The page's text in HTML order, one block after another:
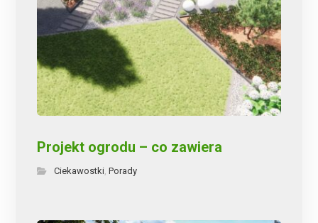
Projekt ogrodu – co zawiera
Ciekawostki ,Porady